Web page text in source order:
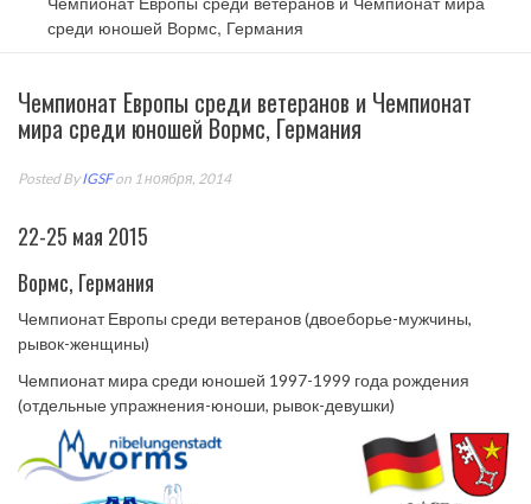
среди юношей Вормс, Германия
Чемпионат Европы среди ветеранов и Чемпионат
мира среди юношей Вормс, Германия
Posted ByIGSFon 1 ноября, 2014
22-25 мая 2015
Вормс, Германия
Чемпионат Европы среди ветеранов (двоеборье-мужчины,
рывок-женщины)
Чемпионат мира среди юношей 1997-1999 года рождения
(отдельные упражнения-юноши, рывок-девушки)